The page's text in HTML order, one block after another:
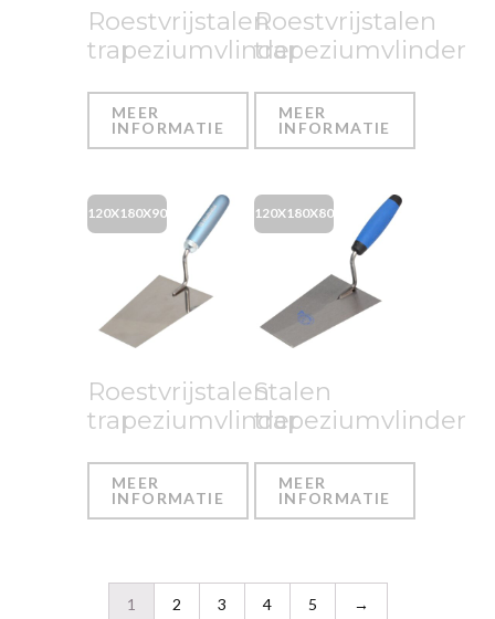
Roestvrijstalen
trapeziumvlinder
MEER
INFORMATIE
Roestvrijstalen
trapeziumvlinder
MEER
INFORMATIE
Roestvrijstalen
trapeziumvlinder
120X180X90
MEER
INFORMATIE
Stalen
trapeziumvlinder
120X180X80
MEER
INFORMATIE
1 2 3 4 5 →